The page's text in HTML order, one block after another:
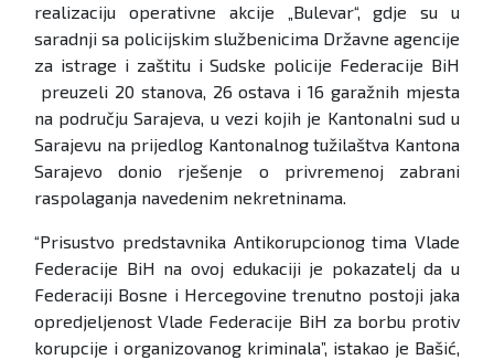
realizaciju operativne akcije „Bulevar“, gdje su u
saradnji sa policijskim službenicima Državne agencije
za istrage i zaštitu i Sudske policije Federacije BiH
preuzeli 20 stanova, 26 ostava i 16 garažnih mjesta
na području Sarajeva, u vezi kojih je Kantonalni sud u
Sarajevu na prijedlog Kantonalnog tužilaštva Kantona
Sarajevo donio rješenje o privremenoj zabrani
raspolaganja navedenim nekretninama.
“Prisustvo predstavnika Antikorupcionog tima Vlade
Federacije BiH na ovoj edukaciji je pokazatelj da u
Federaciji Bosne i Hercegovine trenutno postoji jaka
opredjeljenost Vlade Federacije BiH za borbu protiv
korupcije i organizovanog kriminala”, istakao je Bašić,